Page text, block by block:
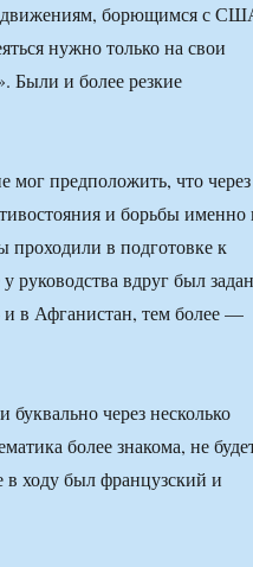
движениям, борющимся с
нужно только на свои
Были и более резкие
мог предположить, что через
и борьбы именно
проходили в подготовке к
руководства вдруг был задан
в Афганистан, тем более —
через несколько
более знакома, не
в ходу был французский и